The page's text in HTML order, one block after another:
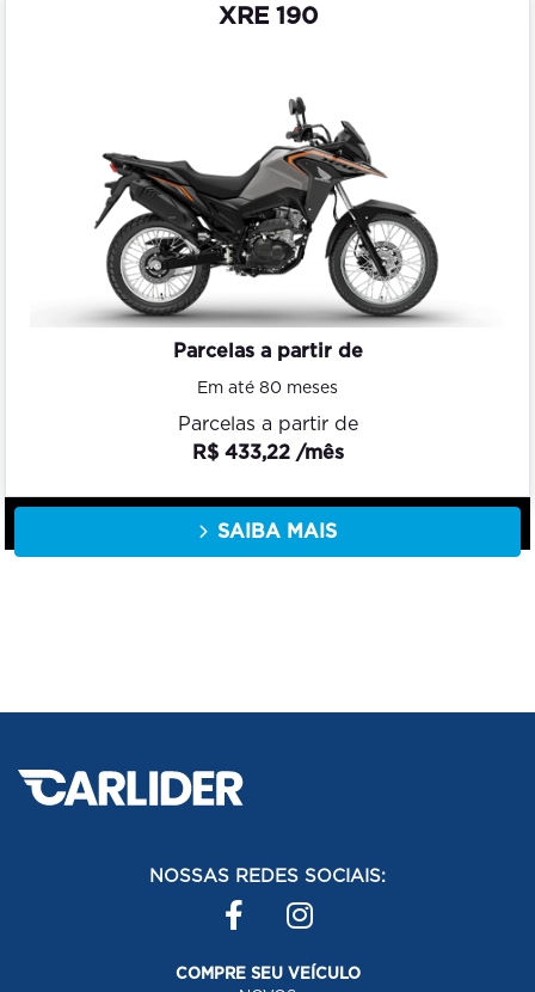
XRE 190
Parcelas a partir de
Em até 80 meses
Parcelas a partir de
R$ 433,22 /mês
SAIBA MAIS
NOSSAS REDES SOCIAIS:
COMPRE SEU VEÍCULO